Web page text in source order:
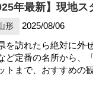
年最新】現地
形
2025/08/06
を訪れたら絶対に外
ど定番の名所から、
トまで、おすすめの